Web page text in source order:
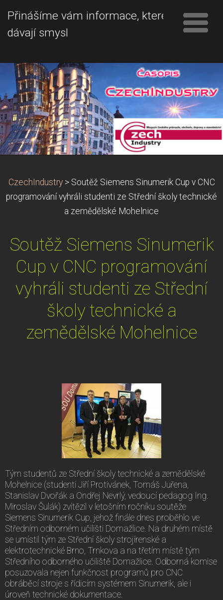
Přinášíme vám informace, které
dávají smysl
CzechIndustry > Soutěž Siemens Sinumerik Cup v CNC
programování vyhráli studenti ze Střední školy technické
a zemědělské Mohelnice
Soutěž Siemens Sinumerik
Cup v CNC programování
vyhráli studenti ze Střední
školy technické a
zemědělské Mohelnice
Tým studentů ze Střední školy technické a zemědělské
Mohelnice (studenti Jiří Protivánek, Tomáš Juřena,
Stanislav Dvořák a Ondřej Nevrlý, vedoucí pedagog Ing.
Miroslav Šulák) zvítězil v letošním ročníku soutěže
Siemens Sinumerik Cup, jehož finále dnes proběhlo ve
Středním odborném učilišti Domažlice. Na druhém místě
se umístil tým ze Střední školy strojírenské a
elektrotechnické Brno, Trnkova a na třetím místě tým
Středního odborného učiliště Domažlice. Odborná komise
posuzovala nejen funkčnost programů pro CNC
obráběcí stroje s řídicím systémem Sinumerik, ale i
úroveň technické dokumentace.